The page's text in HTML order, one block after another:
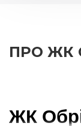
ПРО ЖК
ЖК